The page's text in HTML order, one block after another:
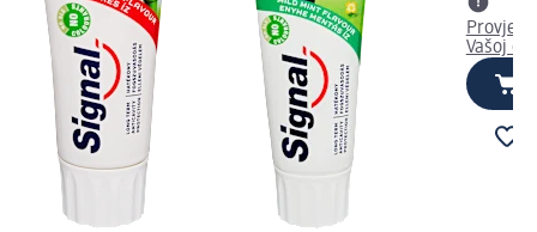
Vašoj